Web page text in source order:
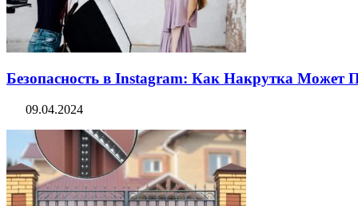
Безопасность в Instagram: Как Накрутка
09.04.2024